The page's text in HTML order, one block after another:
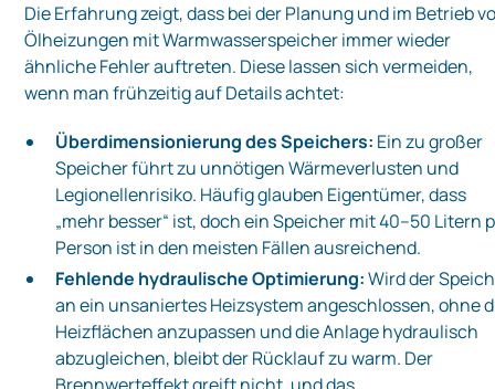
Die Erfahrung zeigt, dass bei der Planung und im Betrieb
Ölheizungen mit Warmwasserspeicher immer wieder
ähnliche Fehler auftreten. Diese lassen sich vermeiden,
wenn man frühzeitig auf Details achtet:
Überdimensionierung des Speichers: Ein zu großer
Speicher führt zu unnötigen Wärmeverlusten und
Legionellenrisiko. Häufig glauben Eigentümer, dass
„mehr besser“ ist, doch ein Speicher mit 40–50 Litern
Person ist in den meisten Fällen ausreichend.
Fehlende hydraulische Optimierung:Wird der
an ein unsaniertes Heizsystem angeschlossen, ohne
Heizflächen anzupassen und die Anlage hydraulisch
abzugleichen, bleibt der Rücklauf zu warm. Der